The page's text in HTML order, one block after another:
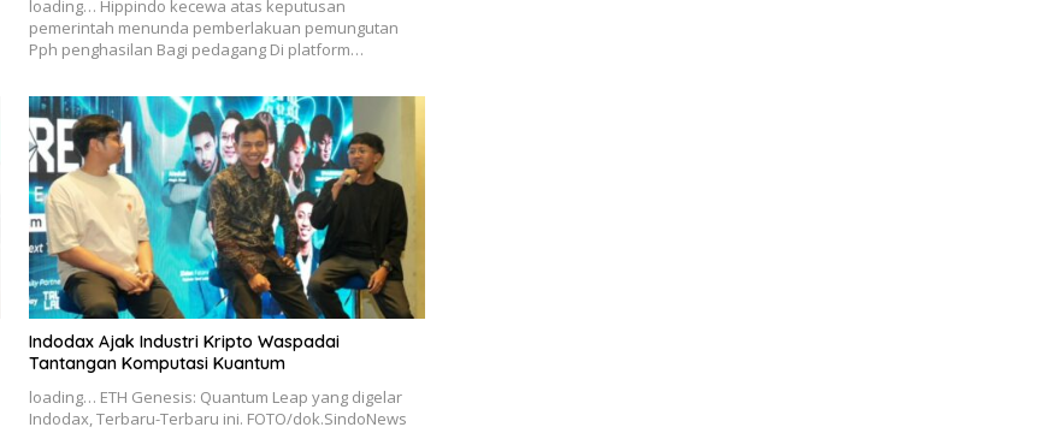
loading… Hippindo kecewa atas keputusan
pemerintah menunda pemberlakuan pemungutan
Pph penghasilan Bagi pedagang Di platform…
Indodax Ajak Industri Kripto Waspadai
Tantangan Komputasi Kuantum
loading… ETH Genesis: Quantum Leap yang digelar
Indodax, Terbaru-Terbaru ini. FOTO/dok.SindoNews